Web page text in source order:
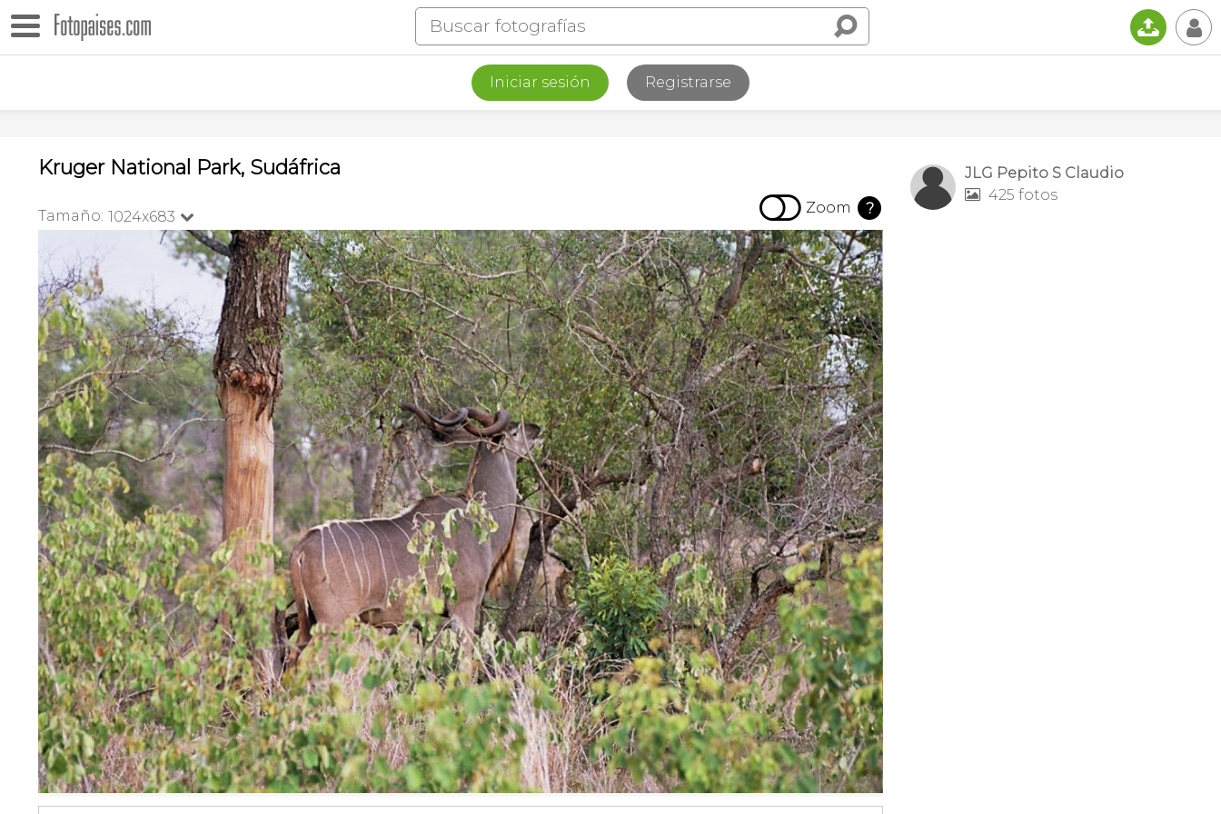
📤 👤
Iniciar sesión Registrarse
Kruger National Park, Sudáfrica
Tamaño: 1024x683   Zoom ?
JLG Pepito S Claudio
 425 fotos